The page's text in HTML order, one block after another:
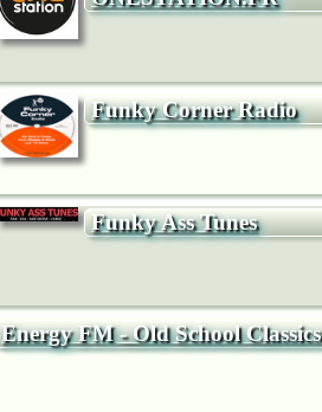
Funky Corner Radio
Funky Ass Tunes
Energy FM - Old School Classics